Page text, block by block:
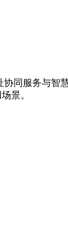
同服务与智
景。